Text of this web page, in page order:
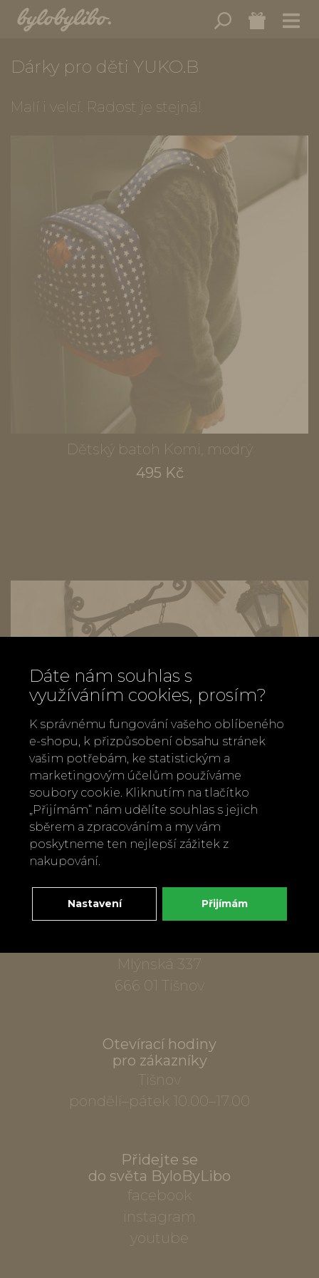
Dárky pro děti YUKO.B
Malí i velcí. Radost je stejná!
Dětský batoh Komi, modrý
495 Kč
Zavolejte nám
+420 737 886 915
Napište nám
info@bylobylibo.cz
Mlýnská 337
666 01 Tišnov
Otevírací hodiny
pro zákazníky
Tišnov
pondělí–pátek 10.00–17.00
Přidejte se
do světa ByloByLibo
facebook
instagram
youtube
Dáte nám souhlas s
využíváním cookies, prosím?
K správnému fungování vašeho oblíbeného
e-shopu, k přizpůsobení obsahu stránek
vašim potřebám, ke statistickým a
marketingovým účelům používáme
soubory cookie. Kliknutím na tlačítko
„Přijímám“ nám udělíte souhlas s jejich
sběrem a zpracováním a my vám
poskytneme ten nejlepší zážitek z
nakupování.
Nastavení Přijímám